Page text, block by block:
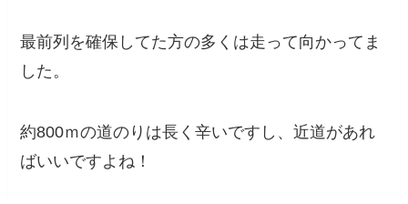
最前列を確保してた方の多くは走って向かってま
した。
約800ｍの道のりは長く辛いですし、近道があれ
ばいいですよね！